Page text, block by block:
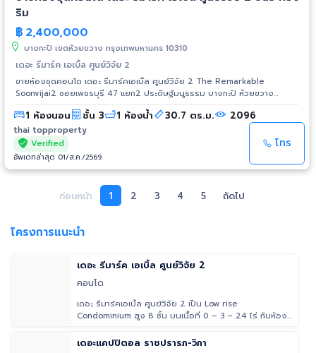
ริม
฿ 2,400,000
บางกะปิ เขตห้วยขวาง กรุงเทพมหานคร 10310
เดอะ รีมาร์ค เอเบิ้ล ศูนย์วิจัย 2
ขายห้องชุดคอนโด เดอะ รีมาร์คเอเบิ้ล ศูนย์วิจัย 2 The Remarkable
Soonvijai2 ซอยเพชรบุรี 47 แยก2 ประดิษฐ์มนูธรรม บางกะปิ ห้วยขวาง
กรุงเทพฯ ราคาขาย 2,400,000 บาท ขนาดห้อง 30.7 ตร.ม. ชั้น3 1 ห้องนอน 1
ห้องน้ำ มีระเบียงห้อง เฟอร์นิเจอร์และเครื่องใช้ไฟฟ้าที่ให้: เครื่องปรับ
อากาศ(Air) 2 เครื่อง, เตาไฟฟ้า+เครื่องดูดควัน, เครื่องทำน้ำอุ่น = 1 เครื่อง
เตียง, ตู้เสื้อผ้า Build in ชั้นวางโทรทัศน์, Sofa+โต๊ะหน้า Sofa โต๊ะทานข้าว+เก้าอี้
2 ตัว เคาน์เตอร์ครัว สิ่งอำนวยความสะดวก สระว่ายน้ำ, ฟิตเนส, สวนหย่อม
รอบอาคาร, ลิฟท์, ลานจอดรถใต้อาคารและโดยรอบอาคาร การรักษาความ
Bangkok International Hospital (Bone & Brain) A One Bangkok Hotel,
Holiday Inn Express Bangkok soi Soonvijai มอนทานา โฮเทล แอนด์ เรสซิ
ราษฏร์มณีรมย์ ฟู้ดแลนด์ซุปเปอร์มาร์เก็ต (เพชรบุรีตัดใหม่) Brighton Place,
The Bangkok Massage Club Kokotel Bangkok Dheva Thonglor, โรง
Easykart Bangkok (RCA), ศูนย์การค้าอาร์ซีเอพลาซ่า Bangkok Tower, ชาญ
อิสระทาวเวอร์2 สถานีรถไฟคลองตัน, โรงเรียนวัดใหม่ช่องลม โรงเรียนพิศิษฐ
เวชกรรมแผนไทย โรงพยาบาลคามิลเลียน, Samitivej Sukhumvit Hospital
โรงเรียนวิจิตรวิทยา, JARKEN Architect and Interior Design ท็อปส์
ซุปเปอร์มาร์เก็ต (อาร์ซีเอพลาซ่า) รายละเอียดเพิ่มเติม Click:
https://thaitopproperty.com/property_detail.php?id=129326 สนใจเข้า
0907894941 www.thaitopproperty.com #TheRemarkableSoonvijai2
1 ห้องนอน ชั้น 3 1 ห้องน้ำ 30.7 ตร.ม. 2096
thai topproperty
Verified
อัพเดทล่าสุด 01/ส.ค./2569
โทร
ก่อนหน้า 1 2 3 4 5 ถัดไป
โครงการแนะนำ
เดอะ รีมาร์ค เอเบิ้ล ศูนย์วิจัย 2
คอนโด
เดอะ รีมาร์คเอเบิ้ล ศูนย์วิจัย 2 เป็น Low rise
Condominium สูง 8 ชั้น บนเนื้อที่ 0 – 3 – 24 ไร่ กับห้อง
เดอะแคปปิตอล ราชปรารภ-วิภา